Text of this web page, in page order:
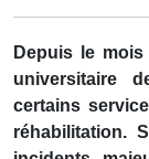
Depuis le
universitaire
certains
réhabilitation.